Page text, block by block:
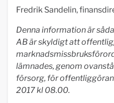
Fredrik Sandelin,
Denna information är
AB är skyldigt att
lämnades, genom
försorg, för
2017 kl 08.00.